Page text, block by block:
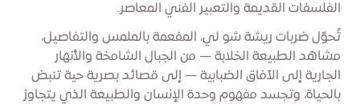
الفلسفات القديمة والتعبير الفني المعاصر.
تُحوّل ضربات ريشة شو لي، المفعمة بالملمس والتفاصيل،
مشاهد الطبيعة الخلابة — من الجبال الشامخة والأنهار
الجارية إلى الآفاق الضبابية — إلى قصائد بصرية حية تنبض
بالحياة، وتجسد مفهوم وحدة الإنسان والطبيعة الذي يتجاوز